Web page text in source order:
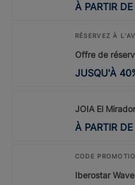
À PARTIR DE
RÉSERVEZ À
Offre de
JUSQU'À 40
JOIA El
À PARTIR DE
CODE
Iberostar